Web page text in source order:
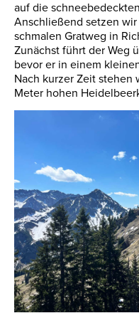
auf die
Anschließend setzen
schmalen Gratweg in
Zunächst führt der Weg
bevor er in einem
Nach kurzer Zeit stehen
Meter hohen